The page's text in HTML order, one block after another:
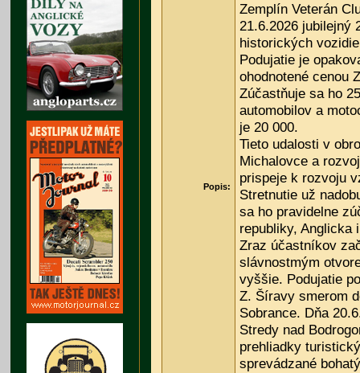
Popis:
Zemplín Veterán
21.6.2026 jubilejný
historických
Podujatie je
ohodnotené cenou
Zúčastňuje sa ho
automobilov a
je 20 000.
Tieto udalosti v
Michalovce a
prispeje k rozvoju
Stretnutie už
sa ho pravidelne
republiky, Anglicka
Zraz účastníkov
slávnostmým
vyššie. Podujatie
Z. Šíravy smerom
Sobrance. Dňa
Stredy nad
prehliadky
sprevádzané